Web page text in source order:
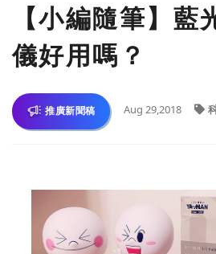
【小編隨筆】
儀好用嗎？
推廣新聞稿 Aug 29,2018